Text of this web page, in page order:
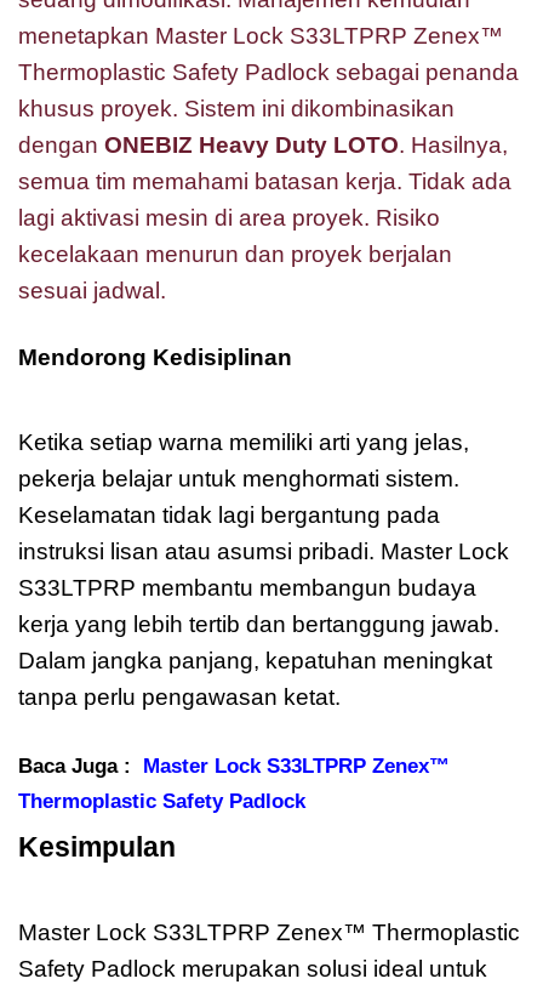
menetapkan Master Lock S33LTPRP Zenex™
Thermoplastic Safety Padlock sebagai penanda
khusus proyek. Sistem ini dikombinasikan
dengan ONEBIZ Heavy Duty LOTO. Hasilnya,
semua tim memahami batasan kerja. Tidak ada
lagi aktivasi mesin di area proyek. Risiko
kecelakaan menurun dan proyek berjalan
sesuai jadwal.
Mendorong Kedisiplinan
Ketika setiap warna memiliki arti yang jelas,
pekerja belajar untuk menghormati sistem.
Keselamatan tidak lagi bergantung pada
instruksi lisan atau asumsi pribadi. Master Lock
S33LTPRP membantu membangun budaya
kerja yang lebih tertib dan bertanggung jawab.
Dalam jangka panjang, kepatuhan meningkat
tanpa perlu pengawasan ketat.
Baca Juga : Master Lock S33LTPRP Zenex™
Thermoplastic Safety Padlock
Kesimpulan
Master Lock S33LTPRP Zenex™ Thermoplastic
Safety Padlock merupakan solusi ideal untuk